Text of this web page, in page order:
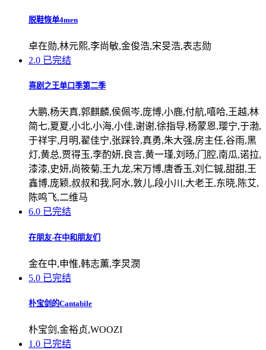
脱鞋恢单4men
卓在勋,林元熙,李尚敏,金俊浩,宋旻浩,表志勋
2.0 已完结
喜剧之王单口季第二季
大鹏,杨天真,郭麒麟,侯佩岑,庞博,小鹿,付航,嘻哈,王越,林
简七,夏夏,小北,小海,小佳,谢谢,徐指导,杨蒙恩,璎宁,于渤,
于祥宇,月明,翟佳宁,张踩铃,真勇,朱大强,房主任,谷雨,黑
灯,黄总,贾得玉,李酌妍,良言,黄一瑾,刘旸,门腔,南瓜,诺拉,
漆漆,史妍,尚筱菊,王九龙,宋万博,唐香玉,刘仁铖,甜甜,王
鑫博,庞颖,叔叔和我,阿水,敦儿,段小川,大老王,东晓,陈艾,
陈鸣飞,二维马
6.0 已完结
在朋友-在中和朋友们
金在中,申惟,韩志薫,李炅潣
5.0 已完结
朴宝剑的Cantabile
朴宝剑,金裕贞,WOOZI
1.0 已完结